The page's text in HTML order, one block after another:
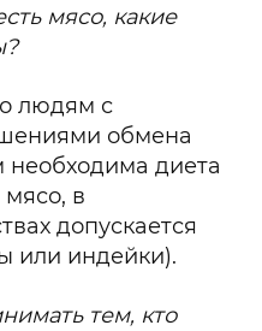
мясо, какие
людям с
обмена
диета
в
допускается
или индейки).
тем, кто